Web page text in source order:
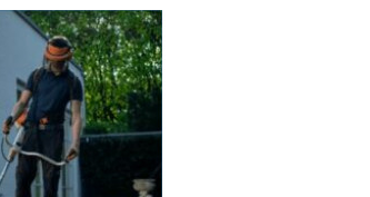
med
fönsternischer till
och lugna